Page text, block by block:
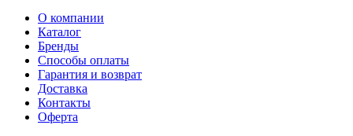
О компании
Каталог
Бренды
Способы оплаты
Гарантия и возврат
Доставка
Контакты
Оферта